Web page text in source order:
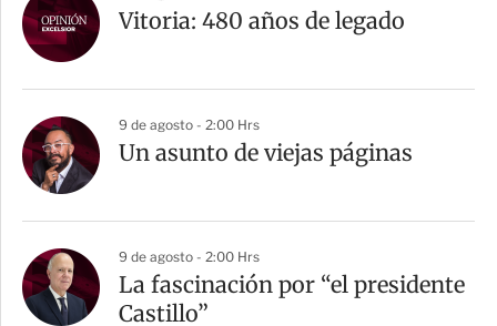
Vitoria: 480 años de legado
9 de agosto - 2:00 Hrs
Un asunto de viejas páginas
9 de agosto - 2:00 Hrs
La fascinación por “el presidente
Castillo”